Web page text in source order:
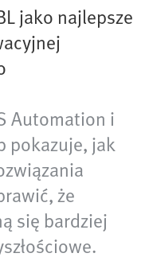
jako najlepsze
Automation i
pokazuje, jak
że
się bardziej